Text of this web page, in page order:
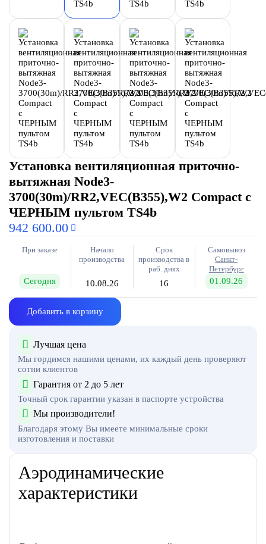
Установка вентиляционная приточно-
вытяжная Node3-
3700(30m)/RR2,VEC(B355),W2 Compact с
ЧЕРНЫМ пультом TS4b
942 600.00
При заказе
Сегодня
Начало
производства
10.08.26
Срок
производства в
раб. днях
16
Самовывоз
Санкт-
Петербург
01.09.26
Добавить в корзину
Лучшая цена
Мы гордимся нашими ценами, их каждый день проверяют
сотни клиентов
Гарантия от 2 до 5 лет
Точный срок гарантии указан в паспорте устройства
Мы производители!
Благодаря этому Вы имеете минимальные сроки
изготовления и поставки
Аэродинамические
характеристики